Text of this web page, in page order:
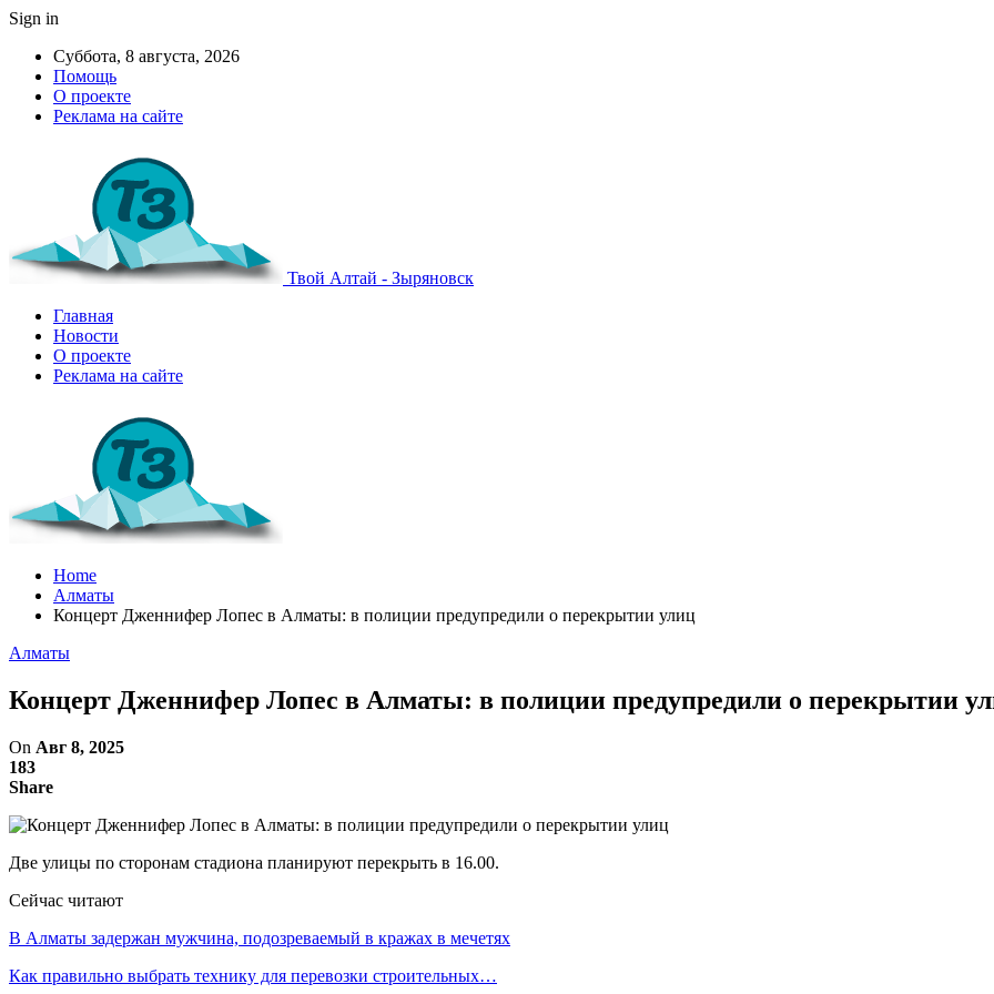
Sign in
Суббота, 8 августа, 2026
Помощь
О проекте
Реклама на сайте
Твой Алтай - Зыряновск
Главная
Новости
О проекте
Реклама на сайте
Home
Алматы
Концерт Дженнифер Лопес в Алматы: в полиции предупредили о перекрытии улиц
Алматы
Концерт Дженнифер Лопес в Алматы: в полиции предупредили о перекрытии
On Авг 8, 2025
183
Share
Две улицы по сторонам стадиона планируют перекрыть в 16.00.
Сейчас читают
В Алматы задержан мужчина, подозреваемый в кражах в мечетях
Как правильно выбрать технику для перевозки строительных…